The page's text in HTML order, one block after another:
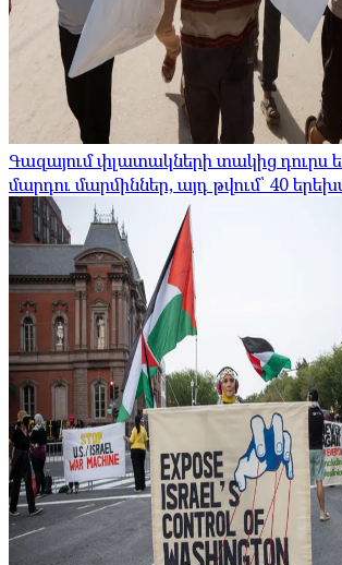
Գազայում փլատակների տակից դուրս
մարդու մարմիններ, այդ թվում՝ 40